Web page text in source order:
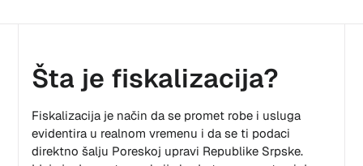
Šta je fiskalizacija?
Fiskalizacija je način da se promet robe i usluga
evidentira u realnom vremenu i da se ti podaci
direktno šalju Poreskoj upravi Republike Srpske.